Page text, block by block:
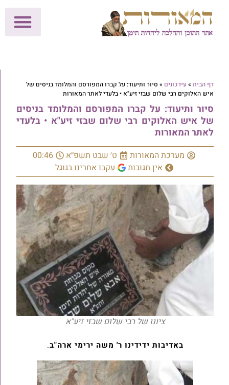
דף הבית » עידכונים » סיור ותיעוד: על קברו המפורסם והמלומד בניסים של
איש האלוקים רבי שלום שבזי זיע"א • בלעדי לאתר המאורות
סיור ותיעוד: על קברו המפורסם והמלומד בניסים
של איש האלוקים רבי שלום שבזי זיע"א • בלעדי
לאתר המאורות
מערכת המאורות ט׳ שבט תשפ״א
00:46
אין תגובות
עקבו אחרינו בגוגל
ציונו של רבי שלום שבזי זיע"א
באדיבות ידידינו ר' משה ירימי ארה"ב.